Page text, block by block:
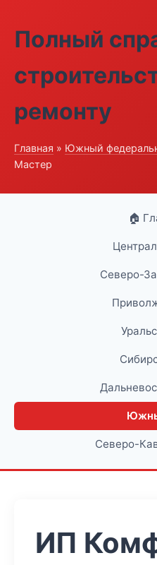
Полный
ремонту
Главная » Южный
Мастер
🏠
Северо-
Северо-
ИП